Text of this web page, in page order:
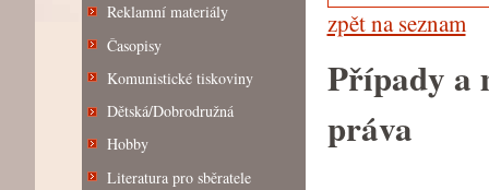
Reklamní materiály
Časopisy
Komunistické tiskoviny
Dětská/Dobrodružná
Hobby
Literatura pro sběratele
zpět na seznam
Případy a
práva